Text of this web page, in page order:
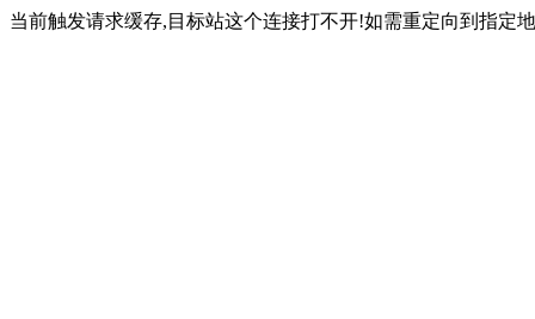
当前触发请求缓存,目标站这个连接打不开!如需重定向到指定